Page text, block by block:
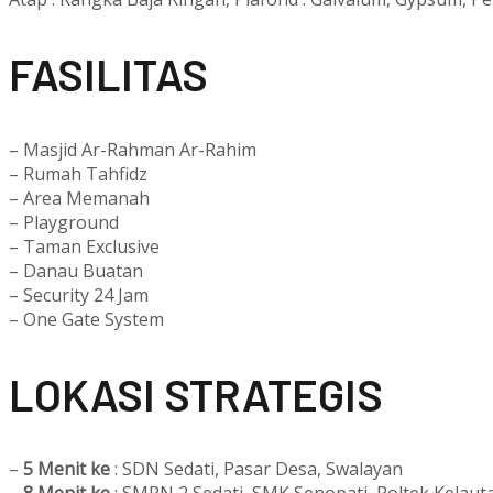
FASILITAS
– Masjid Ar-Rahman Ar-Rahim
– Rumah Tahfidz
– Area Memanah
– Playground
– Taman Exclusive
– Danau Buatan
– Security 24 Jam
– One Gate System
LOKASI STRATEGIS
– 5 Menit ke: SDN Sedati, Pasar Desa, Swalayan